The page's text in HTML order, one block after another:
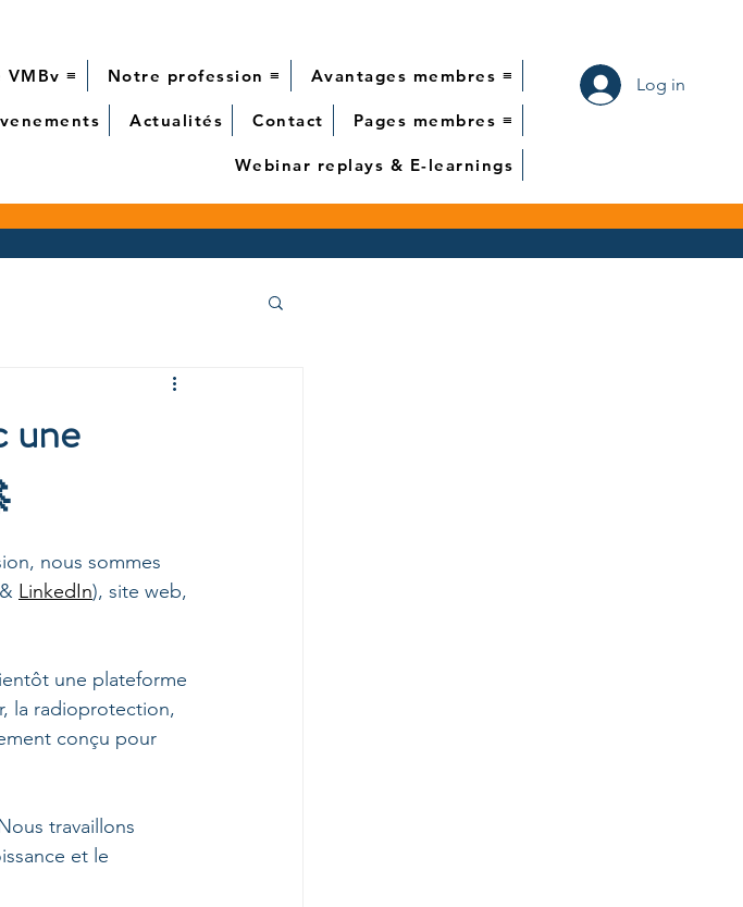
VMBv ≡ Notre profession ≡ Avantages membres ≡
Actualités Contact Pages membres ≡
Webinar replays & E-learnings
Log in
une
nous sommes
& LinkedIn), site web,
une plateforme
la radioprotection,
conçu pour
travaillons
et le